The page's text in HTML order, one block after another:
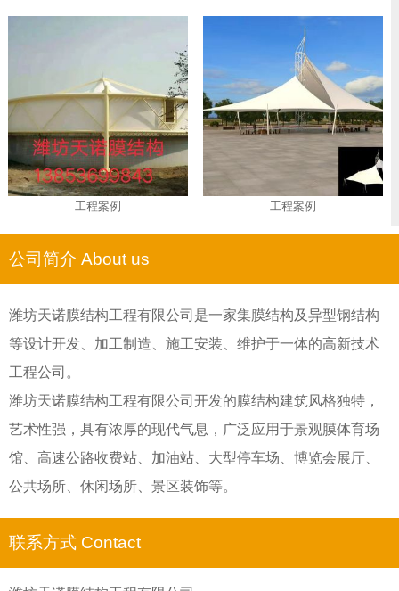
工程案例 工程案例
公司简介 About us
潍坊天诺膜结构工程有限公司是一家集膜结构及异型钢结构
等设计开发、加工制造、施工安装、维护于一体的高新技术
工程公司。
潍坊天诺膜结构工程有限公司开发的膜结构建筑风格独特，
艺术性强，具有浓厚的现代气息，广泛应用于景观膜体育场
馆、高速公路收费站、加油站、大型停车场、博览会展厅、
公共场所、休闲场所、景区装饰等。
联系方式 Contact